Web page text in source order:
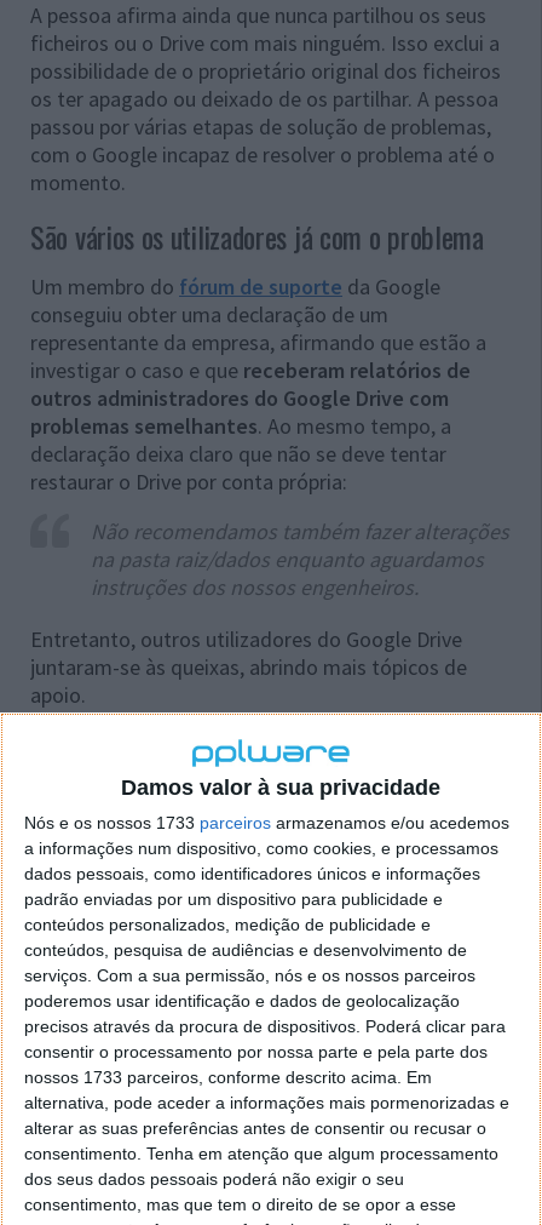
Damos valor à sua privacidade
Nós e os nossos 1733 parceiros armazenamos e/ou acedemos
a informações num dispositivo, como cookies, e processamos
dados pessoais, como identificadores únicos e informações
padrão enviadas por um dispositivo para publicidade e
conteúdos personalizados, medição de publicidade e
conteúdos, pesquisa de audiências e desenvolvimento de
serviços. Com a sua permissão, nós e os nossos parceiros
poderemos usar identificação e dados de geolocalização
precisos através da procura de dispositivos. Poderá clicar para
consentir o processamento por nossa parte e pela parte dos
nossos 1733 parceiros, conforme descrito acima. Em
alternativa, pode aceder a informações mais pormenorizadas e
alterar as suas preferências antes de consentir ou recusar o
consentimento. Tenha em atenção que algum processamento
dos seus dados pessoais poderá não exigir o seu
consentimento, mas que tem o direito de se opor a esse
A pessoa afirma ainda que nunca partilhou os seus
ficheiros ou o Drive com mais ninguém. Isso exclui a
possibilidade de o proprietário original dos ficheiros
os ter apagado ou deixado de os partilhar. A pessoa
passou por várias etapas de solução de problemas,
com o Google incapaz de resolver o problema até o
momento.
São vários os utilizadores já com o problema
Um membro do fórum de suporte da Google
conseguiu obter uma declaração de um
representante da empresa, afirmando que estão a
investigar o caso e que receberam relatórios de
outros administradores do Google Drive com
problemas semelhantes. Ao mesmo tempo, a
declaração deixa claro que não se deve tentar
restaurar o Drive por conta própria:
Não recomendamos também fazer alterações
na pasta raiz/dados enquanto aguardamos
instruções dos nossos engenheiros.
Entretanto, outros utilizadores do Google Drive
juntaram-se às queixas, abrindo mais tópicos de
apoio.
Um utilizador relata que perdeu completamente
alguns itens importantes no seu Drive, que também
não foram partilhados com ninguém e não são
visíveis no lixo ou nas revisões. Outro diz que só
consegue ver as pastas e subpastas de alguns